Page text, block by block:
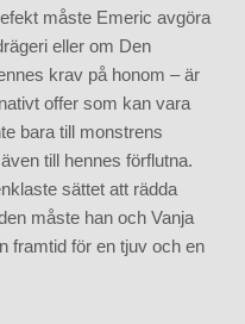
måste Emeric avgöra
eller om Den
krav på honom – är
offer som kan vara
bara till monstrens
till hennes förflutna.
sättet att rädda
måste han och Vanja
framtid för en tjuv och en